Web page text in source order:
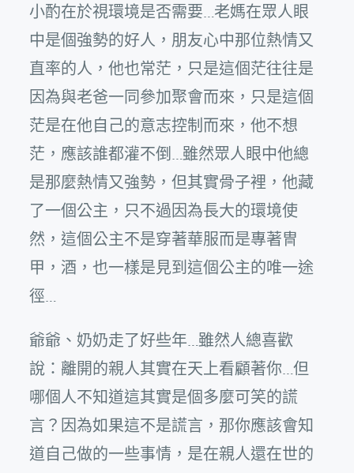
小酌在於視環境是否需要…老媽在眾人眼
中是個強勢的好人，朋友心中那位熱情又
直率的人，他也常茫，只是這個茫往往是
因為與老爸一同參加聚會而來，只是這個
茫是在他自己的意志控制而來，他不想
茫，應該誰都灌不倒…雖然眾人眼中他總
是那麼熱情又強勢，但其實骨子裡，他藏
了一個公主，只不過因為長大的環境使
然，這個公主不是穿著華服而是專著冑
甲，酒，也一樣是見到這個公主的唯一途
徑…
爺爺、奶奶走了好些年…雖然人總喜歡
說：離開的親人其實在天上看顧著你…但
哪個人不知道這其實是個多麼可笑的謊
言？因為如果這不是謊言，那你應該會知
道自己做的一些事情，是在親人還在世的